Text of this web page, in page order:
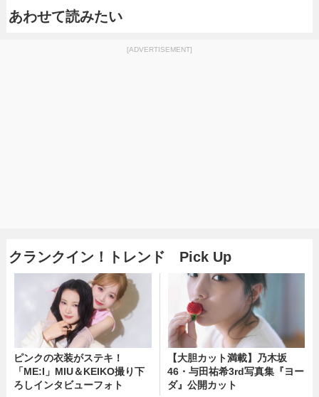
あわせて読みたい
[ADVERTISEMENT]
クランクイン！トレンド Pick Up
ピンクの衣装がステキ！
「ME:I」MIU＆KEIKO撮り下
ろしインタビューフォト
【大胆カット満載】乃木坂
46・与田祐希3rd写真集『ヨー
ダ』公開カット